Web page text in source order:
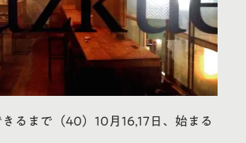
るまで（40）10月16,17日、始まる